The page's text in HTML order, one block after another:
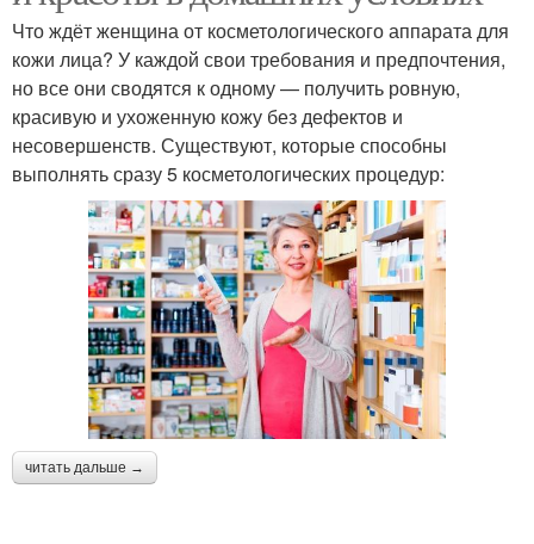
Что ждёт женщина от косметологического аппарата для
кожи лица? У каждой свои требования и предпочтения,
но все они сводятся к одному — получить ровную,
красивую и ухоженную кожу без дефектов и
несовершенств. Существуют, которые способны
выполнять сразу 5 косметологических процедур:
читать дальше →